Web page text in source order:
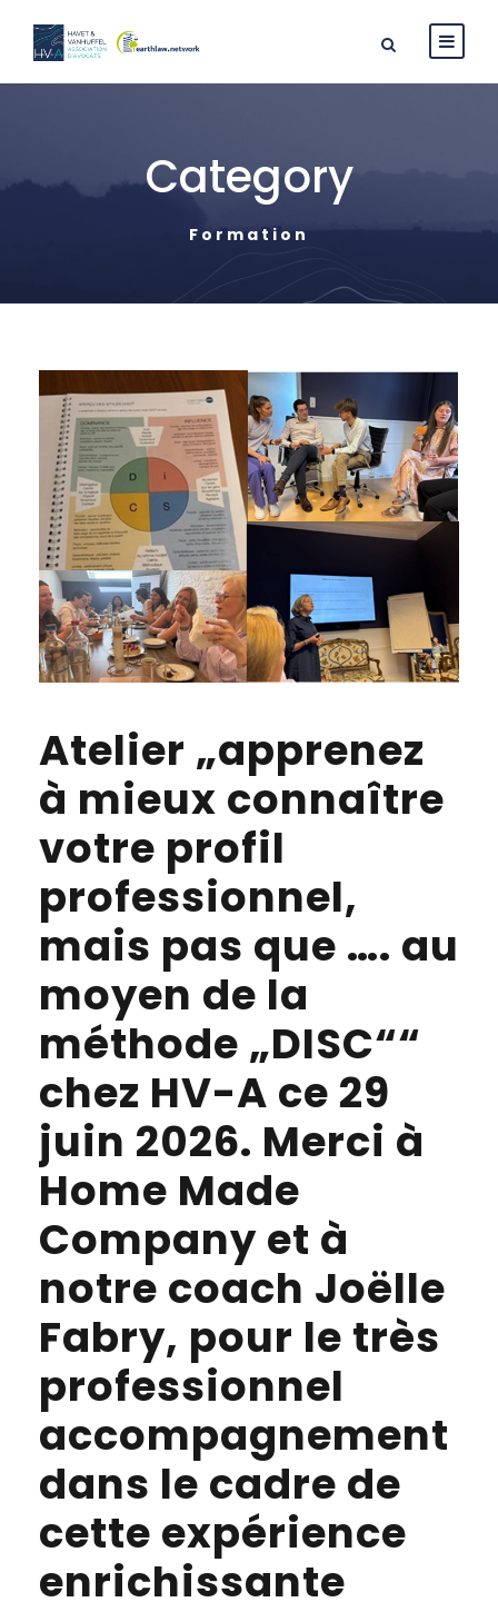
Category
Formation
Atelier „apprenez
à mieux connaître
votre profil
professionnel,
mais pas que …. au
moyen de la
méthode „DISC““
chez HV-A ce 29
juin 2026. Merci à
Home Made
Company et à
notre coach Joëlle
Fabry, pour le très
professionnel
accompagnement
dans le cadre de
cette expérience
enrichissante